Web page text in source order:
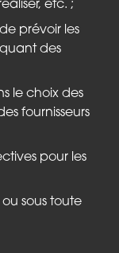
etc. ;
prévoir les
des
le choix des
fournisseurs
pour les
ou sous toute